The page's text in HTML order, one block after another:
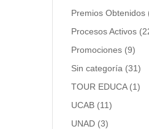
Premios Obtenidos
Procesos Activos
Promociones (9)
Sin categoría (31)
TOUR EDUCA(1)
UCAB (11)
UNAD (3)